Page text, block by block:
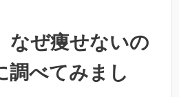
なぜ痩せないの
調べてみまし